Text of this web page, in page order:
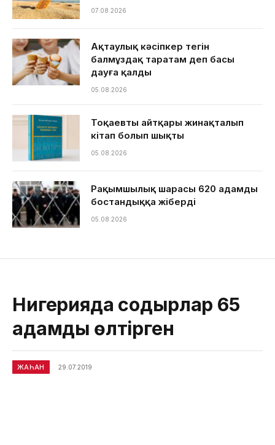
07.08.2026
Ақтаулық кәсіпкер тегін
балмұздақ таратам деп басы
дауға қалды
05.08.2026
Тоқаевтың айтқары жинақталып
кітап болып шықты
05.08.2026
Рақымшылық шарасы 620 адамды
бостандыққа жіберді
05.08.2026
Нигерияда содырлар 65
адамды өлтірген
ЖАҺАН 29.07.2019